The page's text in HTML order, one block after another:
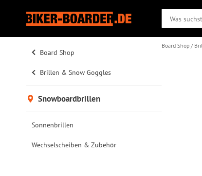
Board Shop
Brillen & Snow Goggles
Snowboardbrillen
Sonnenbrillen
Wechselscheiben & Zubehör
Board Shop